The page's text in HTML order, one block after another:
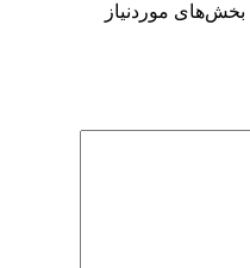
بخش‌های موردنیاز